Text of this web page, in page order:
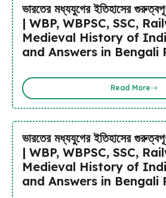
ভারতের মধ্যযুগের ইতিহাসের
| WBP, WBPSC, SSC,
Medieval History of
and Answers in Bengali
Read More
ভারতের মধ্যযুগের ইতিহাসের
| WBP, WBPSC, SSC,
Medieval History of
and Answers in Bengali